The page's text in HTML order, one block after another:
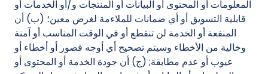
المعلومات أو المحتوى أو البيانات أو المنتجات و/أو الخدمات أو
قابلية التسويق أو أي ضمانات للملاءمة لغرض معين؛ (ب) أن
المنفعة أو الخدمة لن تنقطع أو في الوقت المناسب أو آمنة
وخالية من الأخطاء وسيتم تصحيح أي أوجه قصور أو أخطاء أو
عيوب أو عدم مطابقة; (ج) أن جودة الخدمة أو المحتوى أو